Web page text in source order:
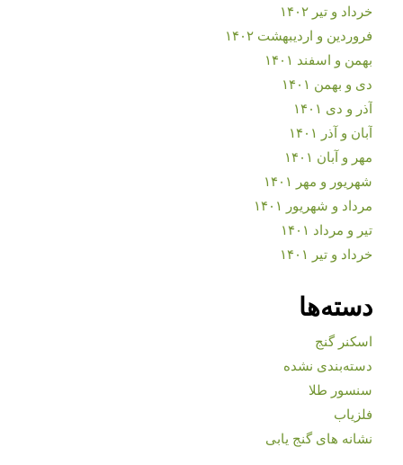
خرداد و تیر ۱۴۰۲
فروردین و اردیبهشت ۱۴۰۲
بهمن و اسفند ۱۴۰۱
دی و بهمن ۱۴۰۱
آذر و دی ۱۴۰۱
آبان و آذر ۱۴۰۱
مهر و آبان ۱۴۰۱
شهریور و مهر ۱۴۰۱
مرداد و شهریور ۱۴۰۱
تیر و مرداد ۱۴۰۱
خرداد و تیر ۱۴۰۱
دسته‌ها
اسکنر گنج
دسته‌بندی نشده
سنسور طلا
فلزیاب
نشانه های گنج یابی